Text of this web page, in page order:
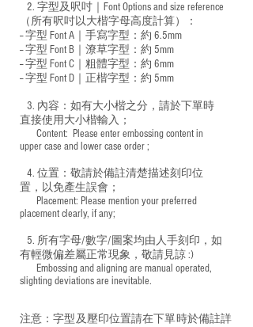
2. 字型及呎吋｜ Font Options and size reference
（所有呎吋以大楷字母高度計算）：
-- 字型 Font A｜手寫字型：約 6.5mm
-- 字型 Font B｜潦草字型： 約 5mm
-- 字型 Font C｜粗體字型：約 6mm
-- 字型 Font D｜正楷字型： 約 5mm
3. 內容：如有大小楷之分，請於下單時
直接使用大小楷輸入；
​ Content: Please enter embossing content in
upper case and lower case order ;
4. 位置：敬請於備註清楚描述刻印位
置，以免產生誤會；
​ Placement: Please mention your preferred
placement clearly, if any;
5. 所有字母/數字/圖案均由人手刻印，如
有輕微偏差屬正常現象，敬請見諒 :)
​ Embossing and aligning are manual operated,
slighting deviations are inevitable.
注意：字型及壓印位置請在下單時於備註詳